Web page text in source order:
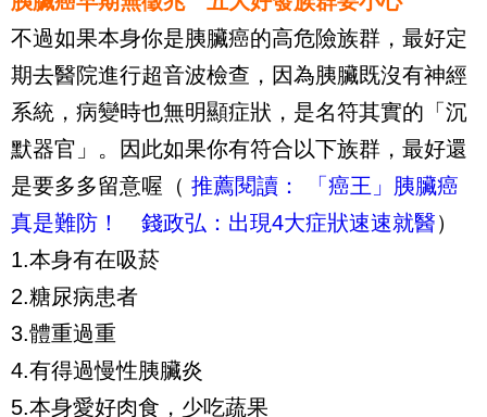
不過如果本身你是胰臟癌的高危險族群，最好定
期去醫院進行超音波檢查，因為胰臟既沒有神經
系統，病變時也無明顯症狀，是名符其實的「沉
默器官」。因此如果你有符合以下族群，最好還
是要多多留意喔（ 推薦閱讀： 「癌王」胰臟癌
真是難防！ 錢政弘：出現4大症狀速速就醫）
1.本身有在吸菸
2.糖尿病患者
3.體重過重
4.有得過慢性胰臟炎
5.本身愛好肉食，少吃蔬果